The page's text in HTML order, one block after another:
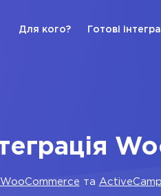
Для кого? Готові
WooCommerce та